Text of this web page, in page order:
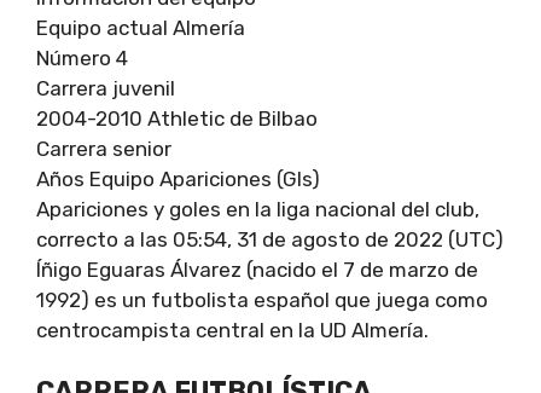
Equipo actual Almería
Número 4
Carrera juvenil
2004-2010 Athletic de Bilbao
Carrera senior
Años Equipo Apariciones (Gls)
Apariciones y goles en la liga nacional del club,
correcto a las 05:54, 31 de agosto de 2022 (UTC)
Íñigo Eguaras Álvarez (nacido el 7 de marzo de
1992) es un futbolista español que juega como
centrocampista central en la UD Almería.